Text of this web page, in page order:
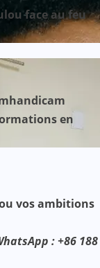
face au feu
en
vos ambitions
: +86 188